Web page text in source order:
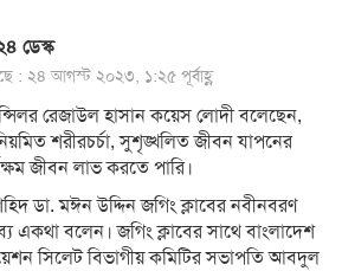
ডেস্ক
: ২৪ আগস্ট ২০২৩, ১:২৫ পূর্বাহ্ণ
রেজাউল হাসান কয়েস লোদী বলেছেন,
শরীরচর্চা, সুশৃঙ্খলিত জীবন যাপনের
জীবন লাভ করতে পারি।
ডা. মঈন উদ্দিন জগিং ক্লাবের নবীনবরণ
একথা বলেন। জগিং ক্লাবের সাথে বাংলাদেশ
সিলেট বিভাগীয় কমিটির সভাপতি আবদুল